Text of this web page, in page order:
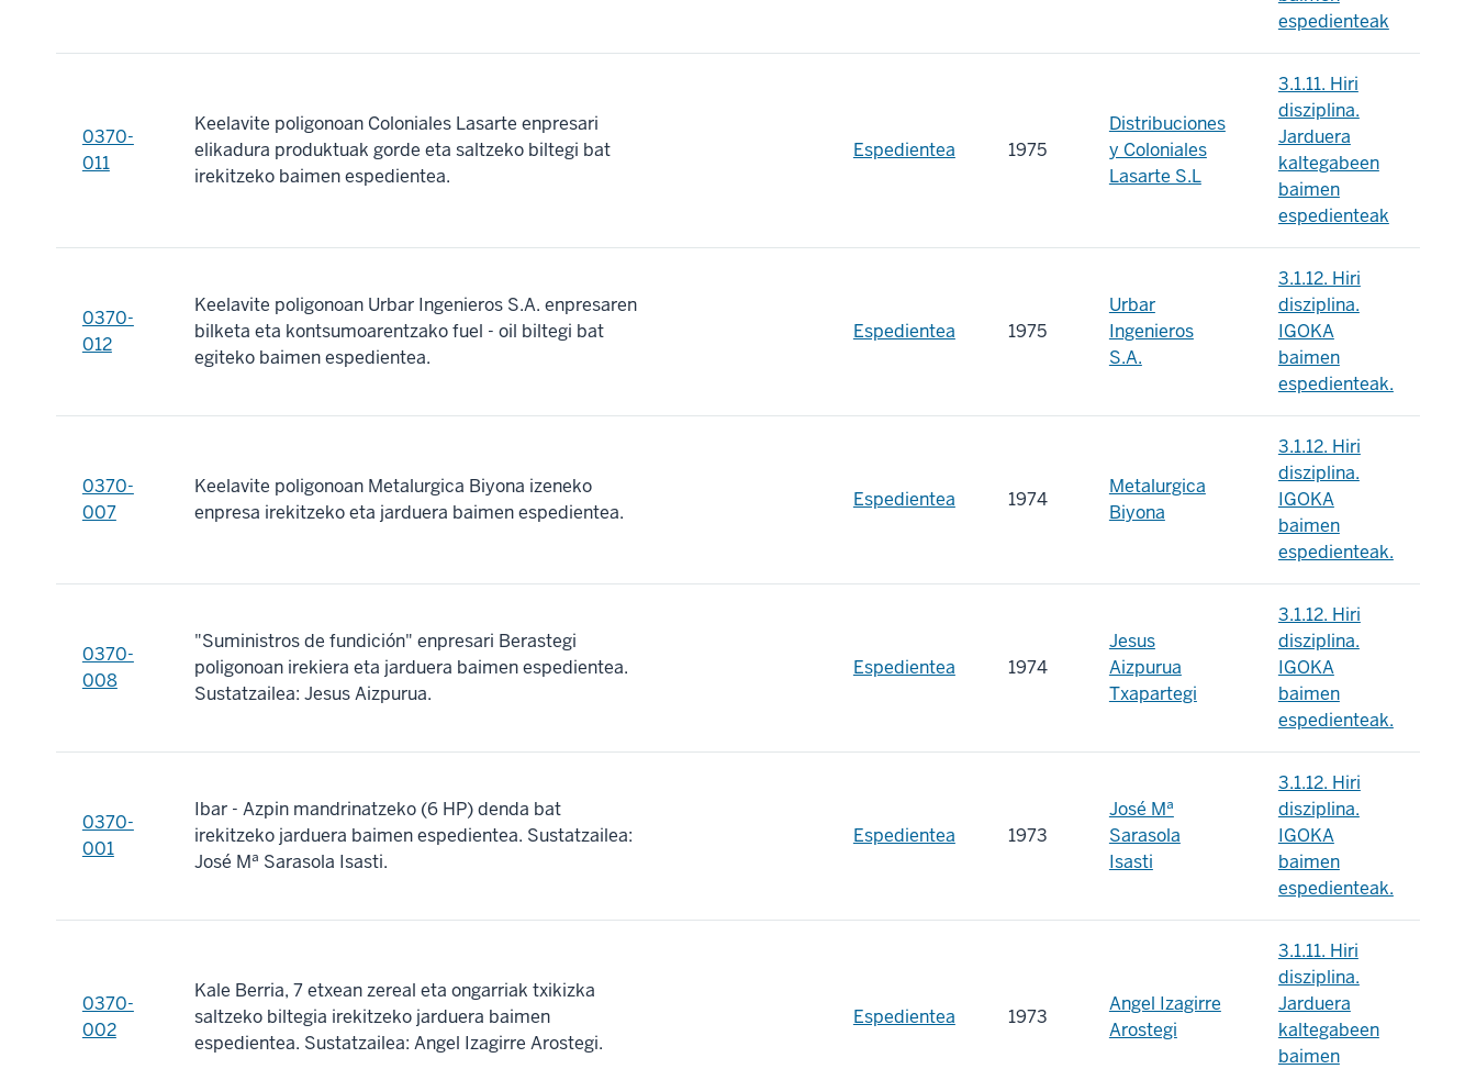
espedienteak
0370-
011
Keelavite poligonoan Coloniales Lasarte enpresari
elikadura produktuak gorde eta saltzeko biltegi bat
irekitzeko baimen espedientea.
Espedientea 1975
Distribuciones
y Coloniales
Lasarte S.L
3.1.11. Hiri
disziplina.
Jarduera
kaltegabeen
baimen
espedienteak
0370-
012
Keelavite poligonoan Urbar Ingenieros S.A. enpresaren
bilketa eta kontsumoarentzako fuel - oil biltegi bat
egiteko baimen espedientea.
Espedientea 1975
Urbar
Ingenieros
S.A.
3.1.12. Hiri
disziplina.
IGOKA
baimen
espedienteak.
0370-
007
Keelavite poligonoan Metalurgica Biyona izeneko
enpresa irekitzeko eta jarduera baimen espedientea.
Espedientea 1974
Metalurgica
Biyona
3.1.12. Hiri
disziplina.
IGOKA
baimen
espedienteak.
0370-
008
"Suministros de fundición" enpresari Berastegi
poligonoan irekiera eta jarduera baimen espedientea.
Sustatzailea: Jesus Aizpurua.
Espedientea 1974
Jesus
Aizpurua
Txapartegi
3.1.12. Hiri
disziplina.
IGOKA
baimen
espedienteak.
0370-
001
Ibar - Azpin mandrinatzeko (6 HP) denda bat
irekitzeko jarduera baimen espedientea. Sustatzailea:
José Mª Sarasola Isasti.
Espedientea 1973
José Mª
Sarasola
Isasti
3.1.12. Hiri
disziplina.
IGOKA
baimen
espedienteak.
0370-
002
Kale Berria, 7 etxean zereal eta ongarriak txikizka
saltzeko biltegia irekitzeko jarduera baimen
espedientea. Sustatzailea: Angel Izagirre Arostegi.
Espedientea 1973
Angel Izagirre
Arostegi
3.1.11. Hiri
disziplina.
Jarduera
kaltegabeen
baimen